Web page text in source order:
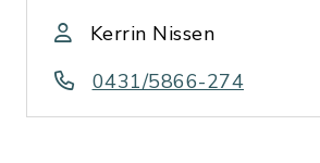
Kerrin Nissen
0431/5866-274